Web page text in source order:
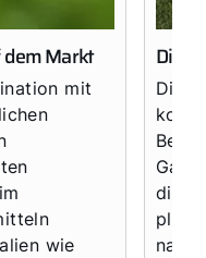
Markt
mit
wie
Die
Die